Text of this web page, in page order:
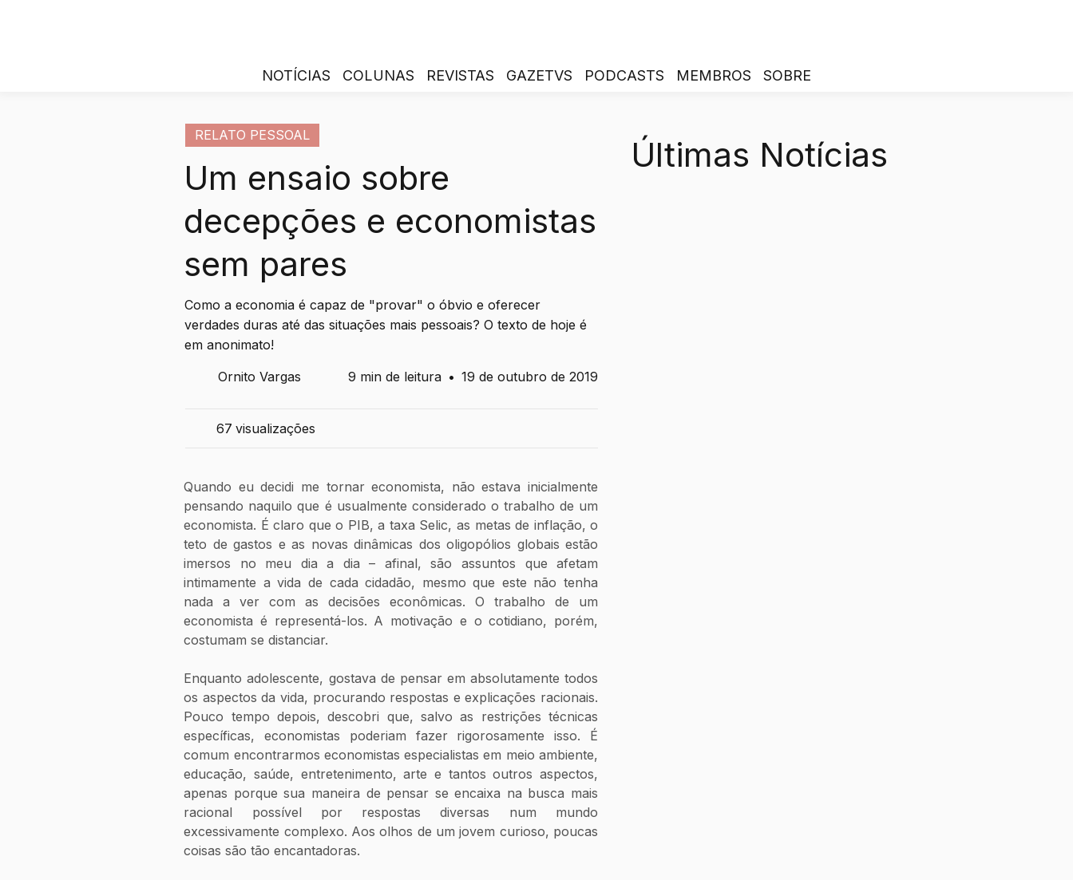
NOTÍCIAS COLUNAS REVISTAS GAZETVS PODCASTS MEMBROS SOBRE
RELATO PESSOAL
Um ensaio sobre
decepções e economistas
sem pares
Como a economia é capaz de "provar" o óbvio e oferecer
verdades duras até das situações mais pessoais? O texto de hoje é
em anonimato!
Ornito Vargas
9 min de leitura • 19 de outubro de 2019
67 visualizações
Quando eu decidi me tornar economista, não estava inicialmente
pensando naquilo que é usualmente considerado o trabalho de um
economista. É claro que o PIB, a taxa Selic, as metas de inflação, o
teto de gastos e as novas dinâmicas dos oligopólios globais estão
imersos no meu dia a dia – afinal, são assuntos que afetam
intimamente a vida de cada cidadão, mesmo que este não tenha
nada a ver com as decisões econômicas. O trabalho de um
economista é representá-los. A motivação e o cotidiano, porém,
costumam se distanciar.
Enquanto adolescente, gostava de pensar em absolutamente todos
os aspectos da vida, procurando respostas e explicações racionais.
Pouco tempo depois, descobri que, salvo as restrições técnicas
específicas, economistas poderiam fazer rigorosamente isso. É
comum encontrarmos economistas especialistas em meio ambiente,
educação, saúde, entretenimento, arte e tantos outros aspectos,
apenas porque sua maneira de pensar se encaixa na busca mais
racional possível por respostas diversas num mundo
excessivamente complexo. Aos olhos de um jovem curioso, poucas
coisas são tão encantadoras.
Últimas Notícias